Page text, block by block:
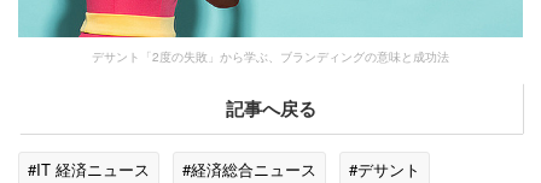
デサント「2度の失敗」から学ぶ、ブランディングの意味と成功法
記事へ戻る
#IT 経済ニュース #経済総合ニュース
#デサント